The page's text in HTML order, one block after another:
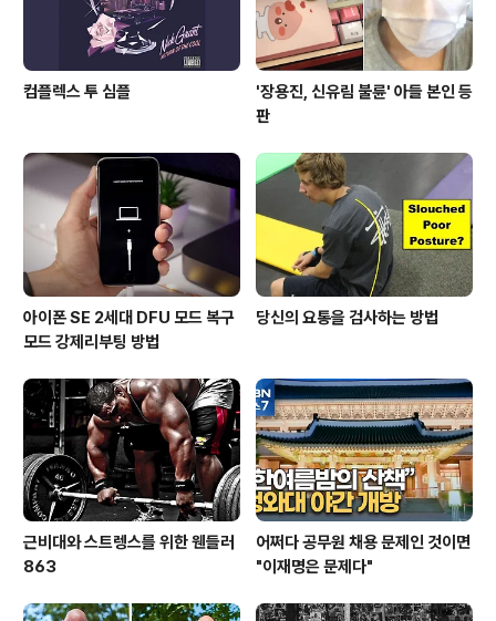
컴플렉스 투 심플
'장용진, 신유림 불륜' 아들 본인 등
판
아이폰 SE 2세대 DFU 모드 복구
모드 강제리부팅 방법
당신의 요통을 검사하는 방법
근비대와 스트렝스를 위한 웬들러
863
어쩌다 공무원 채용 문제인 것이면
"이재명은 문제다"